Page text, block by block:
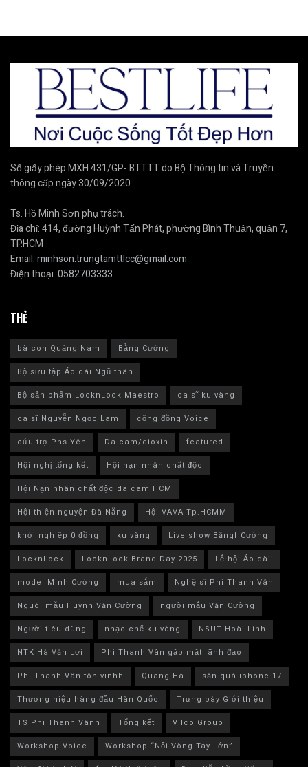
Số giấy phép MXH 431/GP- BTTTT do Bộ Thông tin và Truyền
thông cấp ngày 30/09/2020
Ts. Hồ Minh Sơn phụ trách.
Địa chỉ: 414, đường Huỳnh Tấn Phát, phường Bình Thuận, quận 7,
TP.HCM
Email:minhson.trungtamttlcc@gmail.com
Điện thoại:0582703333
THẺ
bà con Quảng Nam
Bằng Cường
Bộ sưu tập Áo dài Ngũ thân
Bộ sản phẩm LocknLock Maestro
ca sĩ ku vàng
ca sĩ Nguyễn Ngọc Lam
cộng đồng Voice
cứu trợ Phs Yên
Da cam/dioxin
featured
Hội nghị tổng kết
Hội nạn nhân chất độc
Hội Nạn nhân chất độc da cam HCM
Hội thiện nguyện Đà Nẵng
Hội VAVA Tp.HCMM
khởi nghiệp 0 đồng
ku vàng
Live show Băngf Cường
LocknLock
LocknLock Brand Day 2025
Lễ hội Áo dàii
model Minh Cường
mua sắm
Nghệ sĩ Phi Thanh Vân
Nguòi mẫu Huỳnh Văn Cường
người mẫu Văn Cường
Người tiêu dùng
nhạc chế ku vàng
NSUT Hoài Linh
NTK Hà Văn Lợi
Phi Thanh Vân gặp mặt lãnh đạo
Phi Thanh Vân tôn vinhh
Quang Hà
săn quà iphone 17
Thương hiệu hàng đầu Hàn Quốc
Trưng bày Giới thiệu
TS Phi Thanh Vânn
Tổng kết
Vilco Group
Workshop Voice
Workshop “Nối Vòng Tay Lớn”